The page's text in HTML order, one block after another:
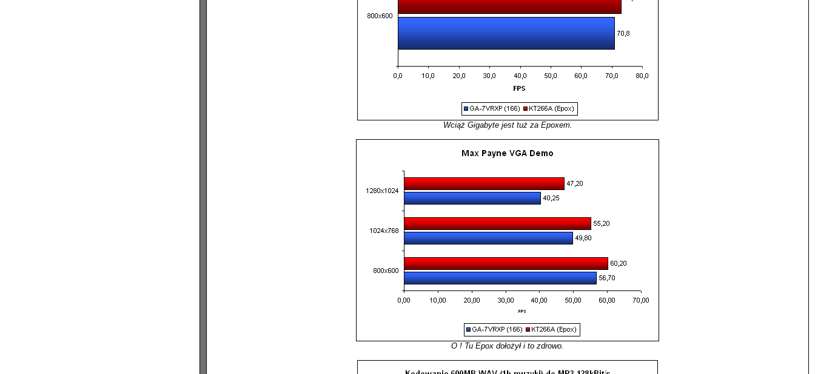
Wciąż Gigabyte jest tuż za Epoxem.
O ! Tu Epox dołożył i to zdrowo.